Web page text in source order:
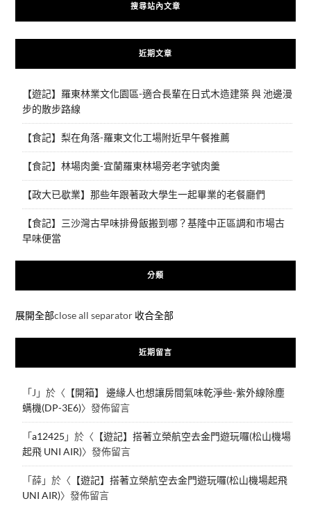
搜尋站內文章
近期文章
【遊記】羅東林業文化園區-適合長輩在日式木造建築 與 池邊漫
步的散步路線
【食記】梨在角落-羅東文化工場附近早午餐推薦
【食記】林場肉羹-宜蘭羅東林場旁老字號肉羹
【政大已歇業】那些年跟著政大學生一起畢業的老餐廳們
【食記】三沙灣古早味排骨飯搬到哪？基隆中正區調和市場古
早味便當
分類
展開全部close all separator 收合全部
近期留言
「J 」於〈 【開箱】 邊緣人也想讓房間氣味乾淨些-紫外線除塵
螨機(DP-3E6)〉發佈留言
「a12425 」於〈 【遊記】搭著立榮航空去金門遊玩囉(松山機場
起飛 UNI AIR)〉發佈留言
「薛」於〈 【遊記】搭著立榮航空去金門遊玩囉(松山機場起飛
UNI AIR)〉發佈留言